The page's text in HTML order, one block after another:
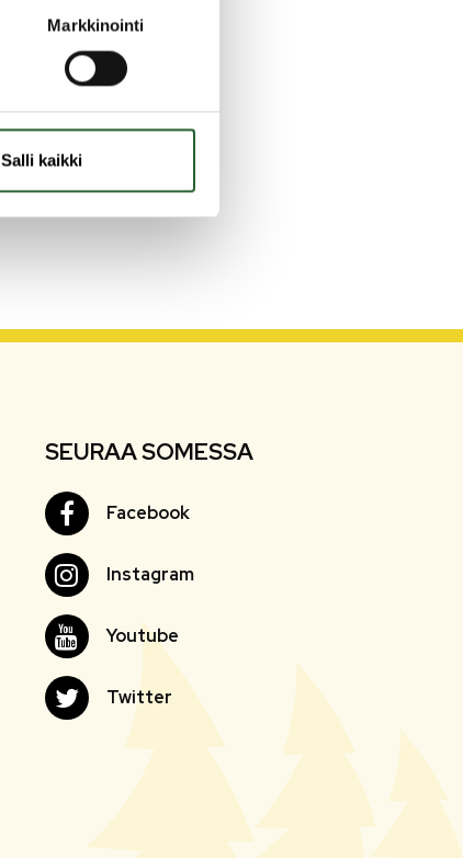
Markkinointi
Salli kaikki
SEURAA SOMESSA
FacebookFacebook
InstagramInstagram
YoutubeYoutube
Twitter Twitter